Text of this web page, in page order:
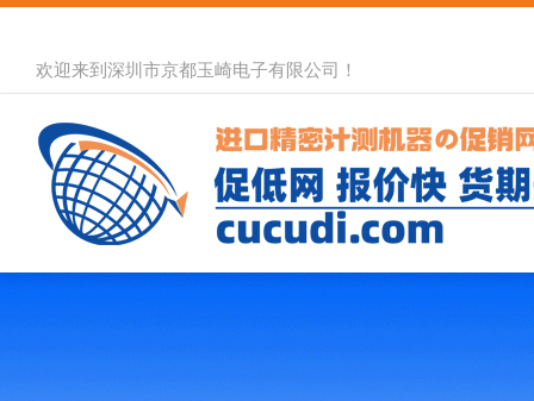
欢迎来到深圳市京都玉崎电子有限公司！